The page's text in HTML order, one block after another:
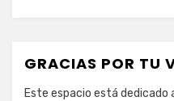
GRACIAS POR TU
Este espacio está dedicado